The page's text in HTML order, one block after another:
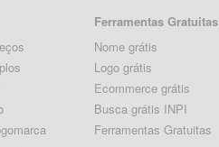
Ferramentas Gratuitas
Nome grátis
Logo grátis
Ecommerce grátis
Busca grátis INPI
Ferramentas Gratuitas